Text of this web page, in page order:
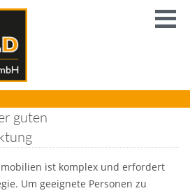
guten
ist komplex und erfordert
Um geeignete Personen zu